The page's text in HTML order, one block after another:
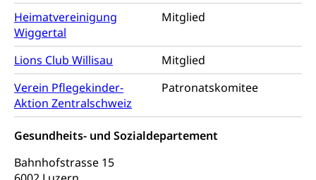
Heimatvereinigung
Wiggertal
Mitglied
Lions Club Willisau
Mitglied
Verein Pflegekinder-
Aktion Zentralschweiz
Patronatskomitee
Gesundheits- und Sozialdepartement
Bahnhofstrasse 15
Wasserversorgung
Waffen
Waffenerwerbsschein, Waffenschein, Waffenbüro,
Waffentragen, Selbstverteidigung
Waffen, Sprengstoffe und Pyrotechnik
Zivildienst
Militärdienst
Bundesamt für Zivildienst ZIVI
Erwerbsausfallentschädigung (WAS Luzern)
Zivilschutz
Schutzdienstpflicht, Schutzraum,